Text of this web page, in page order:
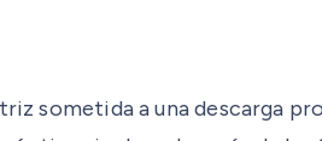
sometida a una descarga